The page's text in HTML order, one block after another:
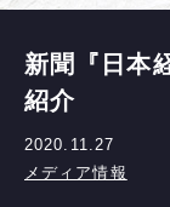
新聞『日本
紹介
2020.11.27
メディア情報